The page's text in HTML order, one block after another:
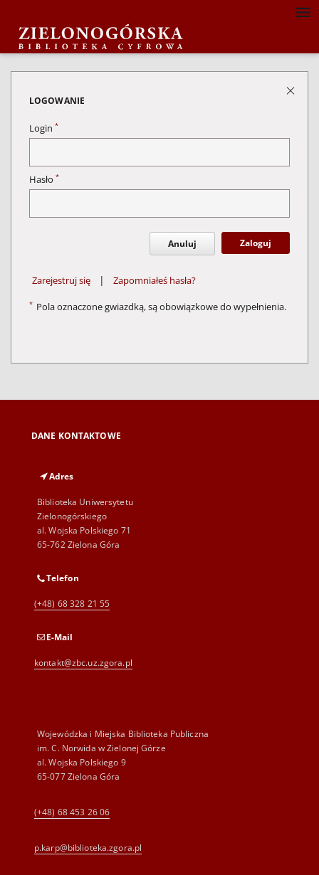
LOGOWANIE
Login *
Hasło *
Anuluj Zaloguj
Zarejestruj się | Zapomniałeś hasła?
* Pola oznaczone gwiazdką, są obowiązkowe do wypełnienia.
DANE KONTAKTOWE
Adres
Biblioteka Uniwersytetu
Zielonogórskiego
al. Wojska Polskiego 71
65-762 Zielona Góra
Telefon
(+48) 68 328 21 55
E-Mail
kontakt@zbc.uz.zgora.pl
Wojewódzka i Miejska Biblioteka Publiczna
im. C. Norwida w Zielonej Górze
al. Wojska Polskiego 9
65-077 Zielona Góra
(+48) 68 453 26 06
p.karp@biblioteka.zgora.pl